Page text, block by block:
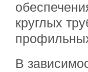
круглых
В